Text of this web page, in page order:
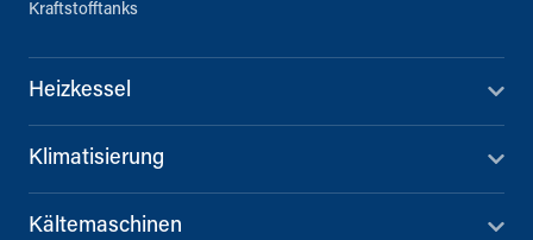
Kraftstofftanks
Heizkessel
Klimatisierung
Kältemaschinen